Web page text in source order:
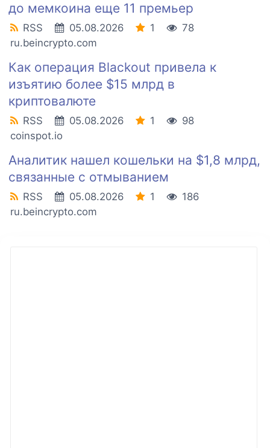
до мемкоина еще 11 премьер
RSS 05.08.2026 1
78
ru.beincrypto.com
Как операция Blackout привела к
изъятию более $15 млрд в
криптовалюте
RSS 05.08.2026 1
98
coinspot.io
Аналитик нашел кошельки на $1,8 млрд,
связанные с отмыванием
RSS 05.08.2026 1
186
ru.beincrypto.com